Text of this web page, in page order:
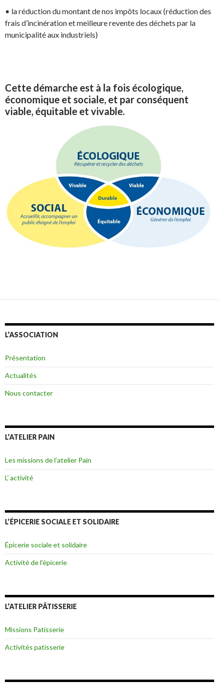
• la réduction du montant de nos impôts locaux (réduction des
frais d’incinération et meilleure revente des déchets par la
municipalité aux industriels)
Cette démarche est à la fois écologique,
économique et sociale, et par conséquent
viable, équitable et vivable.
L’ASSOCIATION
Présentation
Actualités
Nous contacter
L’ATELIER PAIN
Les missions de l’atelier Pain
L’ activité
L’ÉPICERIE SOCIALE ET SOLIDAIRE
Épicerie sociale et solidaire
Activité de l’épicerie
L’ATELIER PÂTISSERIE
Missions Patisserie
Activités patisserie